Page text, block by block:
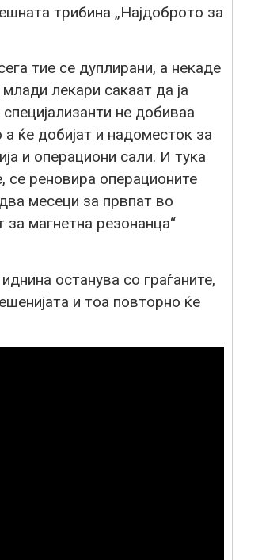
трибина „Најдоброто за
тие се дуплирани, а некаде
лекари сакаат да ја
не добиваа
ќе добијат и надоместок за
и операциони сали. И тука
реновира операционите
месеци за првпат во
за магнетна резонанца“
останува со граѓаните,
и тоа повторно ќе